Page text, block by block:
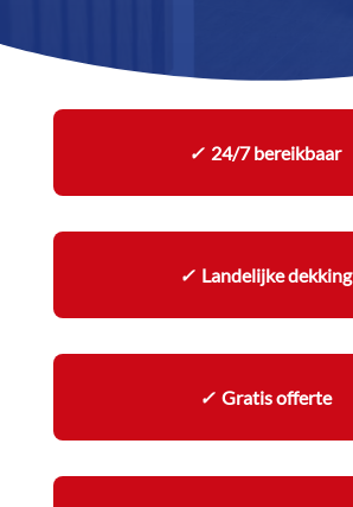
✓24/7 bereikbaar
✓ Landelijke dekking
✓Gratis offerte